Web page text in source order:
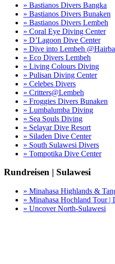
» Bastianos Divers Bangka
» Bastianos Divers Bunaken
» Bastianos Divers Lembeh
» Coral Eye Diving Center
» D’Lagoon Dive Center
» Dive into Lembeh
» Eco Divers Lembeh
» Living Colours Diving
» Pulisan Diving Center
» Celebes Divers
» Critters@Lembeh
» Froggies Divers Bunaken
» Lumbalumba Diving
» Sea Souls Diving
» Selayar Dive Resort
» Siladen Dive Center
» South Sulawesi Divers
» Tompotika Dive Center
Rundreisen | Sulawesi
» Minahasa Highlands &
» Minahasa Hochland Tour |
» Uncover North-Sulawesi